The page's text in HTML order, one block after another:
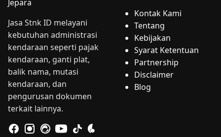
Jasa Stnk ID melayani
kebutuhan administrasi
kendaraan seperti pajak
kendaraan, ganti plat,
balik nama, mutasi
kendaraan, dan
pengurusan dokumen
terkait lainnya.
Kontak Kami
Tentang
Kebijakan
Syarat Ketentuan
Partnership
Disclaimer
Blog